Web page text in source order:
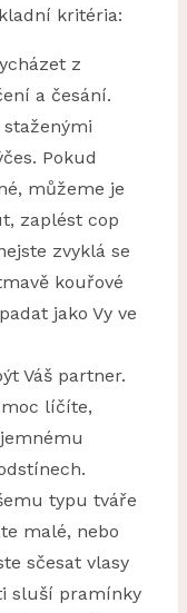
kritéria:
z
a česání.
Pokud
můžeme je
zaplést cop
zvyklá se
kouřové
jako Vy ve
Váš partner.
líčíte,
typu tváře
malé, nebo
sčesat vlasy
sluší pramínky